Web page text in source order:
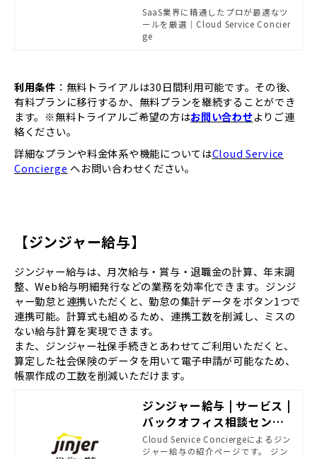
作業できる、労務にやさしいクラウ
ドソフトです
SaaS業界に精通したプロが最適なツ
ールを厳選｜Cloud Service Concier
ge
利用条件 ：無料トライアルは30日間利用可能です。その後、
有料プランに移行するか、無料プランを継続することができ
ます。※無料トライアルご希望の方はお問い合わせよりご連
絡ください。
詳細なプランや料金体系や機能についてはCloud Service
Concierge へお問い合わせください。
【ジンジャー給与】
ジンジャー給与は、月次給与・賞与・退職金の計算、年末調
整、Web給与明細発行などの業務を効率化できます。ジンジ
ャー勤怠と連携いただくと、勤怠の集計データをボタン1つで
連携可能。計算式も組めるため、連携工数を削減し、ミスの
ない給与計算を実現できます。
また、ジンジャー社保手続きとあわせてご利用いただくと、
算定した社会保険のデータを用いて電子申請が可能なため、
帳票作成の工数を削減いただけます。
ジンジャー給与 | サービス |
バックオフィス相談センタ
ー - SB C&Sがおすすめする
法務・経理ソリューション |
Cloud Service Conciergeによるジン
ジャー給与の紹介ページです。 ジン